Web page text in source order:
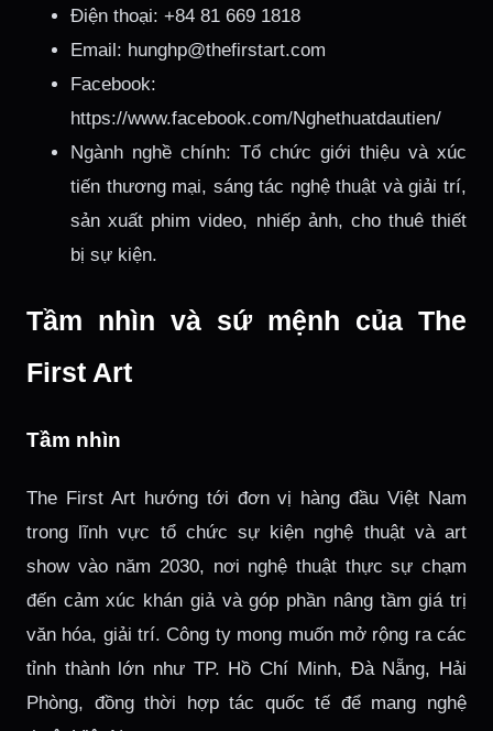
Điện thoại: +84 81 669 1818
Email: hunghp@thefirstart.com
Facebook:
https://www.facebook.com/Nghethuatdautien/
Ngành nghề chính: Tổ chức giới thiệu và xúc
tiến thương mại, sáng tác nghệ thuật và giải trí,
sản xuất phim video, nhiếp ảnh, cho thuê thiết
bị sự kiện.
Tầm nhìn và sứ mệnh của The
First Art
Tầm nhìn
The First Art hướng tới đơn vị hàng đầu Việt Nam
trong lĩnh vực tổ chức sự kiện nghệ thuật và art
show vào năm 2030, nơi nghệ thuật thực sự chạm
đến cảm xúc khán giả và góp phần nâng tầm giá trị
văn hóa, giải trí. Công ty mong muốn mở rộng ra các
tỉnh thành lớn như TP. Hồ Chí Minh, Đà Nẵng, Hải
Phòng, đồng thời hợp tác quốc tế để mang nghệ